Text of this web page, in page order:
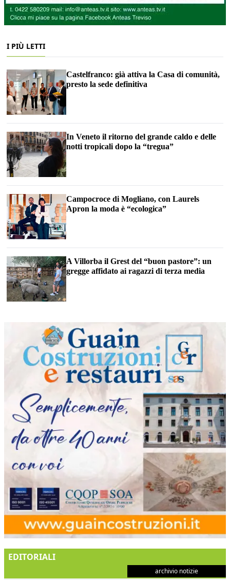
I PIÙ LETTI
Castelfranco: già attiva la Casa di comunità,
presto la sede definitiva
In Veneto il ritorno del grande caldo e delle
notti tropicali dopo la “tregua”
Campocroce di Mogliano, con Laurels
Apron la moda è “ecologica”
A Villorba il Grest del “buon pastore”: un
gregge affidato ai ragazzi di terza media
EDITORIALI
archivio notizie